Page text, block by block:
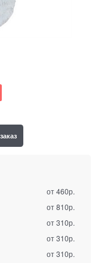
от 460р.
от 810р.
от 310р.
от 310р.
от 310р.